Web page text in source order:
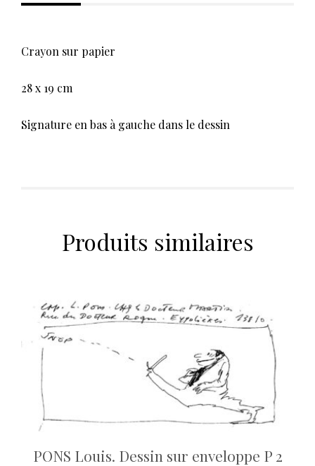
Crayon sur papier
28 x 19 cm
Signature en bas à gauche dans le dessin
Produits similaires
PONS Louis. Dessin sur enveloppe P 2